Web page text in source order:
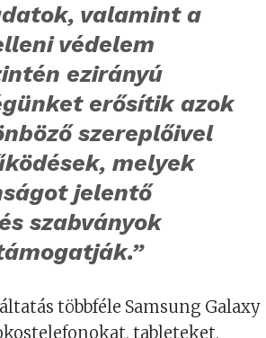
valamint a
védelem
ezirányú
erősítik azok
szereplőivel
melyek
jelentő
szabványok
többféle Samsung Galaxy
tableteket,